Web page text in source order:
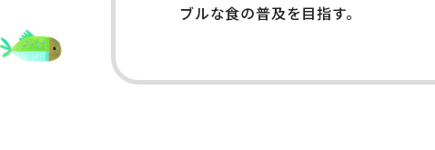
ブルな食の普及を目指す。